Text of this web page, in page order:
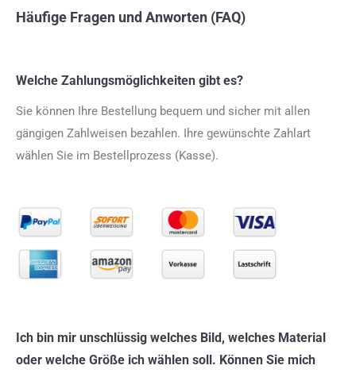
Häufige Fragen und Anworten (FAQ)
Welche Zahlungsmöglichkeiten gibt es?
Sie können Ihre Bestellung bequem und sicher mit allen
gängigen Zahlweisen bezahlen. Ihre gewünschte Zahlart
wählen Sie im Bestellprozess (Kasse).
Ich bin mir unschlüssig welches Bild, welches Material
oder welche Größe ich wählen soll. Können Sie mich